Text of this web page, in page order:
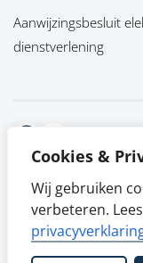
Cookies &
Wij gebruiken
verbeteren.
Aanwijzingsbesluit
dienstverlening
Facebook